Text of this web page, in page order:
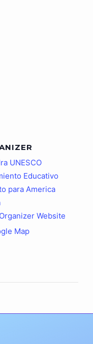
UNESCO
Educativo
para America
Website
Map